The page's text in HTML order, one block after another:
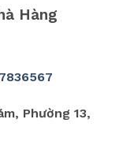
Hàng
Phường 13,